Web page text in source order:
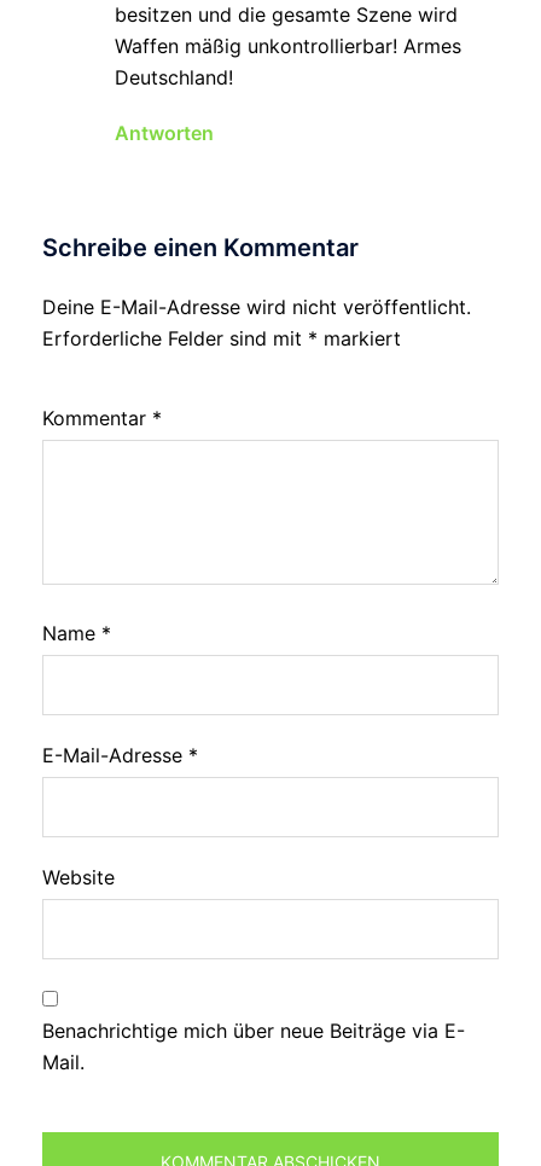
besitzen und die gesamte Szene wird
Waffen mäßig unkontrollierbar! Armes
Deutschland!
Antworten
Schreibe einen Kommentar
Deine E-Mail-Adresse wird nicht veröffentlicht.
Erforderliche Felder sind mit * markiert
Kommentar *
Name *
E-Mail-Adresse *
Website
Benachrichtige mich über neue Beiträge via E-
Mail.